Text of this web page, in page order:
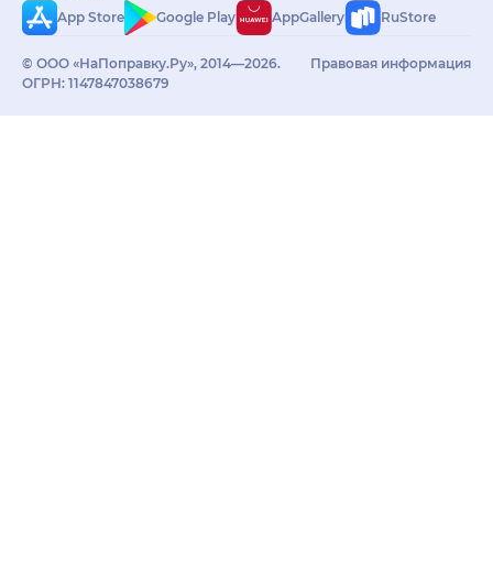
App Store
Google Play AppGallery RuStore
© ООО «НаПоправку.Ру», 2014—2026.
ОГРН: 1147847038679
Правовая информация